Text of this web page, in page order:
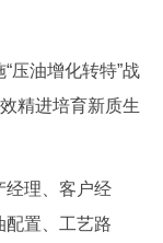
油增化转特”战
精进培育新质生
理、客户经
配置、工艺路